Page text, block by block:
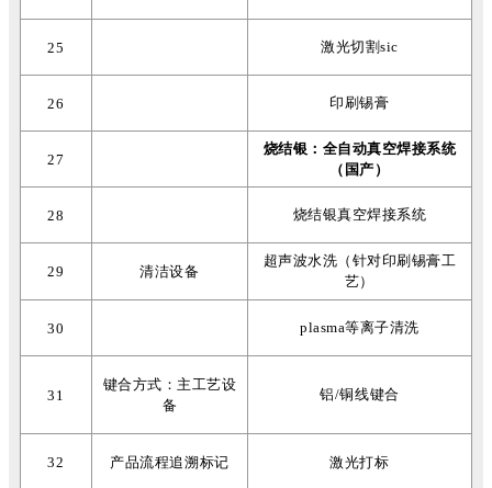
25 激光切割sic
26 印刷锡膏
27
烧结银：全自动真空焊接系统
（国产）
28 烧结银真空焊接系统
29 清洁设备
超声波水洗（针对印刷锡膏工
艺）
30 plasma等离子清洗
31
键合方式：主工艺设
备
铝/铜线键合
32 产品流程追溯标记 激光打标